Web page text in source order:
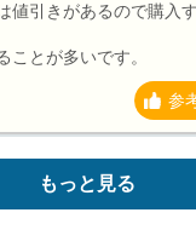
値引きがあるので購入
ことが多いです。
参
もっと見る